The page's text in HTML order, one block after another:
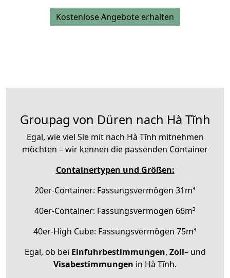
Kostenlose Angebote erhalten
Groupag von Düren nach Hà Tĩnh
Egal, wie viel Sie mit nach Hà Tĩnh mitnehmen
möchten – wir kennen die passenden Container
Containertypen und Größen:
20er-Container: Fassungsvermögen 31m³
40er-Container: Fassungsvermögen 66m³
40er-High Cube: Fassungsvermögen 75m³
Egal, ob bei Einfuhrbestimmungen, Zoll– und
Visabestimmungen in Hà Tĩnh.